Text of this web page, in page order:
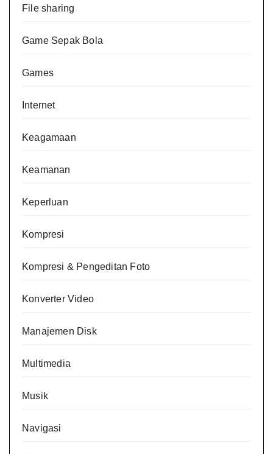
File sharing
Game Sepak Bola
Games
Internet
Keagamaan
Keamanan
Keperluan
Kompresi
Kompresi & Pengeditan Foto
Konverter Video
Manajemen Disk
Multimedia
Musik
Navigasi